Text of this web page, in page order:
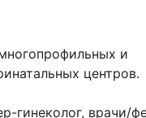
и
центров.
гинеколог, врачи/